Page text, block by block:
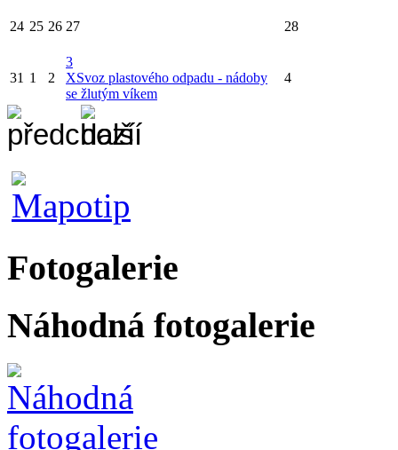
24 25 26 27 28
31 1 2
3
XSvoz plastového odpadu - nádoby
se žlutým víkem
4
Fotogalerie
Náhodná fotogalerie